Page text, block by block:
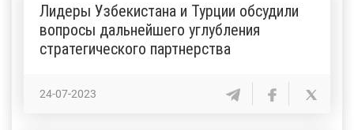
Лидеры Узбекистана и Турции обсудили
вопросы дальнейшего углубления
стратегического партнерства
24-07-2023